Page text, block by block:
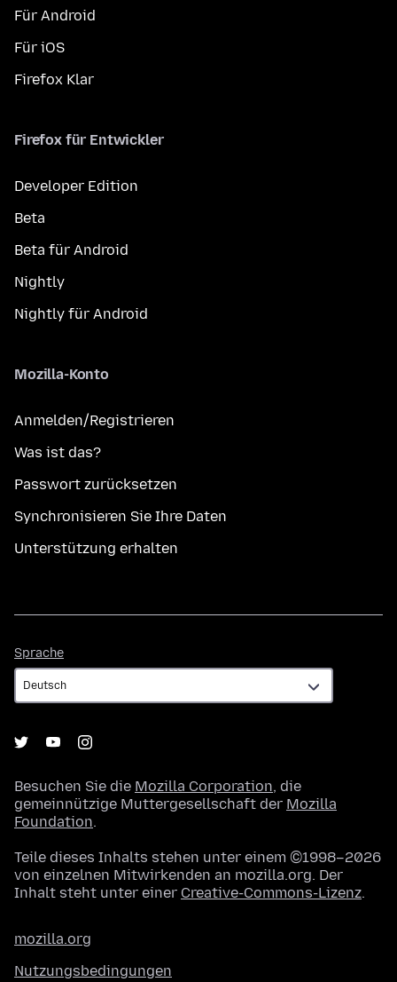
Für Android
Für iOS
Firefox Klar
Firefox für Entwickler
Developer Edition
Beta
Beta für Android
Nightly
Nightly für Android
Mozilla-Konto
Anmelden/Registrieren
Was ist das?
Passwort zurücksetzen
Synchronisieren Sie Ihre Daten
Unterstützung erhalten
Sprache
Besuchen Sie die Mozilla Corporation, die
gemeinnützige Muttergesellschaft der Mozilla
Foundation.
Teile dieses Inhalts stehen unter einem ©1998–2026
von einzelnen Mitwirkenden an mozilla.org. Der
Inhalt steht unter einer Creative-Commons-Lizenz.
mozilla.org
Nutzungsbedingungen